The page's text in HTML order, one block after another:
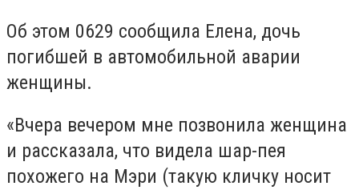
Об этом 0629 сообщила Елена, дочь
погибшей в автомобильной аварии
женщины.
«Вчера вечером мне позвонила женщина
и рассказала, что видела шар-пея
похожего на Мэри (такую кличку носит